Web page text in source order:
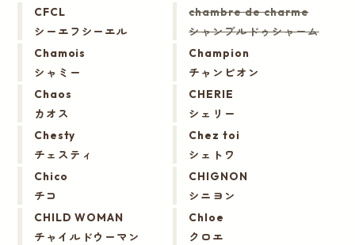
CFCL
シーエフシーエル
chambre de charme
シャンブルドゥシャーム
Chamois
シャミー
Champion
チャンピオン
Chaos
カオス
CHERIE
シェリー
Chesty
チェスティ
Chez toi
シェトワ
Chico
チコ
CHIGNON
シニヨン
CHILD WOMAN
チャイルドウーマン
Chloe
クロエ